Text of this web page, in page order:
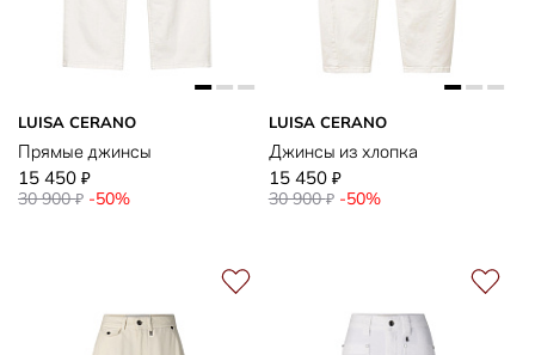
LUISA CERANO
Прямые джинсы
15 450 ₽
30 900₽ -50%
LUISA CERANO
Джинсы из хлопка
15 450 ₽
30 900₽ -50%